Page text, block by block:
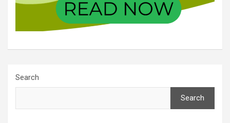
Search
Search